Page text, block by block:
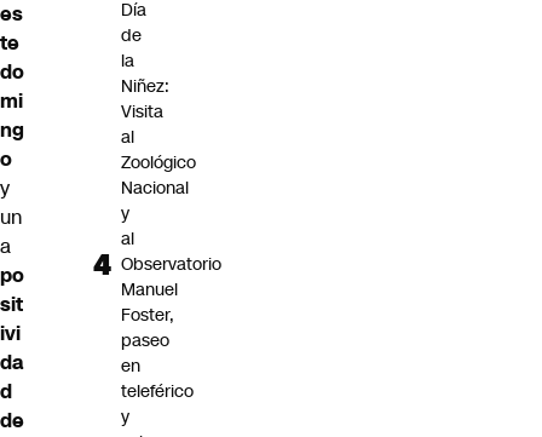
es
te
do
mi
ng
o
y
un
a
po
sit
ivi
da
d
de
Día
de
la
Niñez:
Visita
al
Zoológico
Nacional
y
al
Observatorio
Manuel
Foster,
paseo
en
teleférico
y